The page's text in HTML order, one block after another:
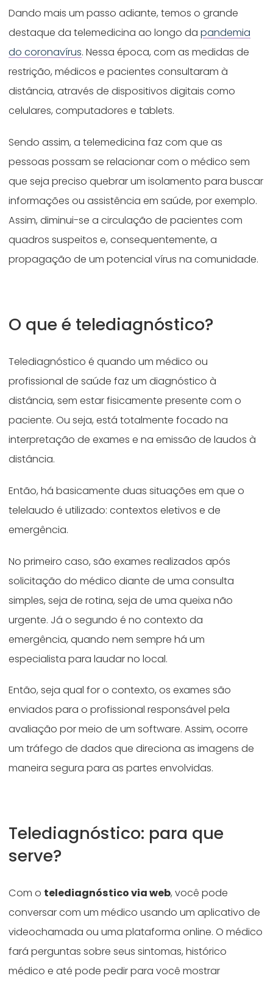
Dando mais um passo adiante, temos o grande
destaque da telemedicina ao longo dapandemia
do coronavírus. Nessa época, com as medidas de
restrição, médicos e pacientes consultaram à
distância, através de dispositivos digitais como
celulares, computadores e tablets.
Sendo assim, a telemedicina faz com que as
pessoas possam se relacionar com o médico sem
que seja preciso quebrar um isolamento para buscar
informações ou assistência em saúde, por exemplo.
Assim, diminui-se a circulação de pacientes com
quadros suspeitos e, consequentemente, a
propagação de um potencial vírus na comunidade.
O que é telediagnóstico?
Telediagnóstico é quando um médico ou
profissional de saúde faz um diagnóstico à
distância, sem estar fisicamente presente com o
paciente. Ou seja, está totalmente focado na
interpretação de exames e na emissão de laudos à
distância.
Então, há basicamente duas situações em que o
telelaudo é utilizado: contextos eletivos e de
emergência.
No primeiro caso, são exames realizados após
solicitação do médico diante de uma consulta
simples, seja de rotina, seja de uma queixa não
urgente. Já o segundo é no contexto da
emergência, quando nem sempre há um
especialista para laudar no local.
Então, seja qual for o contexto, os exames são
enviados para o profissional responsável pela
avaliação por meio de um software. Assim, ocorre
um tráfego de dados que direciona as imagens de
maneira segura para as partes envolvidas.
Telediagnóstico: para que
serve?
Com o telediagnóstico via web, você pode
conversar com um médico usando um aplicativo de
videochamada ou uma plataforma online. O médico
fará perguntas sobre seus sintomas, histórico
médico e até pode pedir para você mostrar